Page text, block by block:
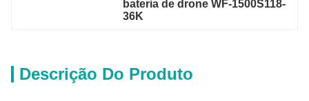
bateria de drone WF-1500S118-
36K
Descrição Do Produto